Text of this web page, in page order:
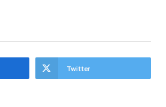
Twitter